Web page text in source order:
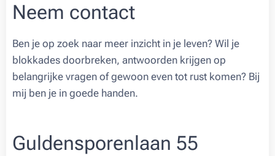
Neem contact
Ben je op zoek naar meer inzicht in je leven? Wil je
blokkades doorbreken, antwoorden krijgen op
belangrijke vragen of gewoon even tot rust komen? Bij
mij ben je in goede handen.
Guldensporenlaan 55